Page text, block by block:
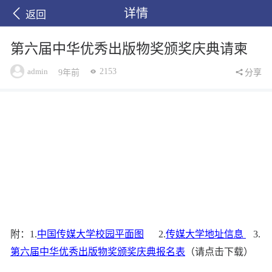
返回 详情
第六届中华优秀出版物奖颁奖庆典请柬
admin 9年前 2153 分享
附：1.中国传媒大学校园平面图 2.传媒大学地址信息
3.
第六届中华优秀出版物奖颁奖庆典报名表 （请点击下载）